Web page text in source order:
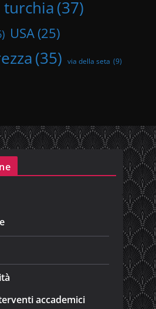
turchia(37)
USA (25)
(35) via della seta (9)
accademici